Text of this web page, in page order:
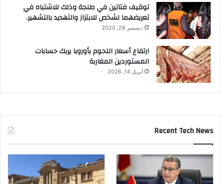
توقيف فتاتين في طنجة وذلك للاشتباه في
تعريضهما لشخص للابتزاز والتهديد بالتشهير.
ديسمبر 28, 2020
ارتفاع أسعار اللحوم بأوروبا يربك حسابات
المستوردين المغاربة
أبريل 14, 2026
Recent Tech News